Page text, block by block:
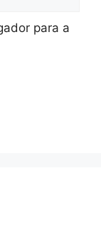
para a